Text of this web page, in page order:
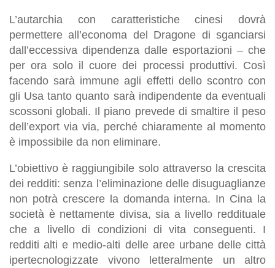
L’autarchia con caratteristiche cinesi dovrà
permettere all’economa del Dragone di sganciarsi
dall’eccessiva dipendenza dalle esportazioni – che
per ora solo il cuore dei processi produttivi. Così
facendo sarà immune agli effetti dello scontro con
gli Usa tanto quanto sarà indipendente da eventuali
scossoni globali. Il piano prevede di smaltire il peso
dell’export via via, perché chiaramente al momento
è impossibile da non eliminare.
L’obiettivo è raggiungibile solo attraverso la crescita
dei redditi: senza l’eliminazione delle disuguaglianze
non potrà crescere la domanda interna. In Cina la
società è nettamente divisa, sia a livello reddituale
che a livello di condizioni di vita conseguenti. I
redditi alti e medio-alti delle aree urbane delle città
ipertecnologizzate vivono letteralmente un altro